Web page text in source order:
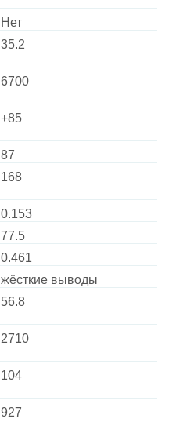
Нет
35.2
6700
+85
87
168
0.153
77.5
0.461
жёсткие выводы
56.8
2710
104
927